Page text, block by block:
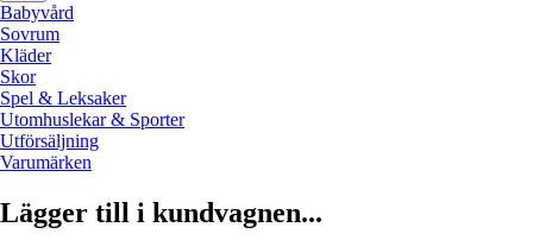
Babyvård
Sovrum
Kläder
Skor
Spel & Leksaker
Utomhuslekar & Sporter
Utförsäljning
Varumärken
Lägger till i kundvagnen...